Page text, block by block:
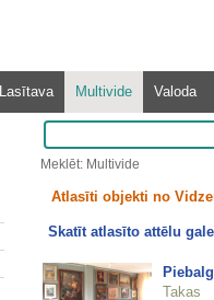
Lasītava Multivide Valoda
Meklēt: Multivide
Atlasīti objekti no
Skatīt atlasīto attēlu
Takas